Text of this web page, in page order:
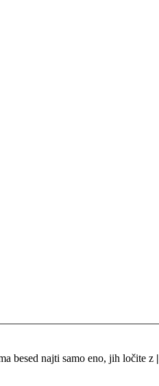
besed najti samo eno, jih ločite z |